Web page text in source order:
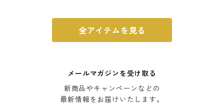
全アイテムを見る
メールマガジンを受け取る
新商品やキャンペーンなどの
最新情報をお届けいたします。